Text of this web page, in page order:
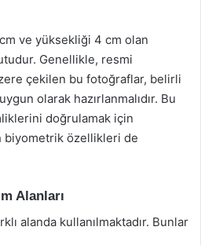
ve yüksekliği 4 cm olan
Genellikle, resmi
çekilen bu fotoğraflar, belirli
olarak hazırlanmalıdır. Bu
doğrulamak için
biyometrik özellikleri de
Alanları
alanda kullanılmaktadır. Bunlar